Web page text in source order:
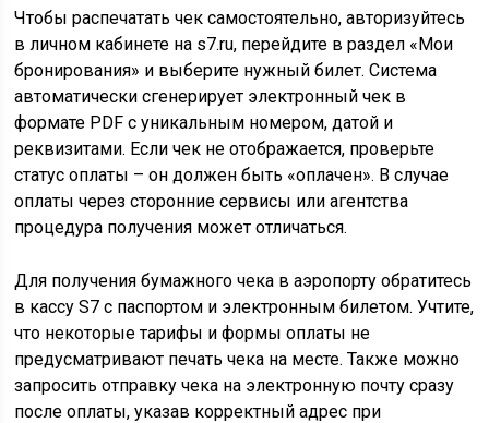
Чтобы распечатать чек самостоятельно, авторизуйтесь
в личном кабинете на s7.ru, перейдите в раздел «Мои
бронирования» и выберите нужный билет. Система
автоматически сгенерирует электронный чек в
формате PDF с уникальным номером, датой и
реквизитами. Если чек не отображается, проверьте
статус оплаты – он должен быть «оплачен». В случае
оплаты через сторонние сервисы или агентства
процедура получения может отличаться.
Для получения бумажного чека в аэропорту обратитесь
в кассу S7 с паспортом и электронным билетом. Учтите,
что некоторые тарифы и формы оплаты не
предусматривают печать чека на месте. Также можно
запросить отправку чека на электронную почту сразу
после оплаты, указав корректный адрес при